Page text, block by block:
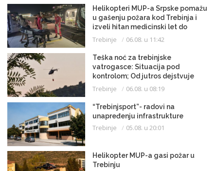
Helikopteri MUP-a Srpske pomažu
u gašenju požara kod Trebinja i
izveli hitan medicinski let do
Beograda
Trebinje 06.08. u 11:42
Teška noć za trebinjske
vatrogasce: Situacija pod
kontrolom; Od jutros dejstvuje
helikopter
Trebinje 06.08. u 08:19
“Trebinjsport”- radovi na
unapređenju infrastrukture
Trebinje 05.08. u 20:01
Helikopter MUP-a gasi požar u
Trebinju